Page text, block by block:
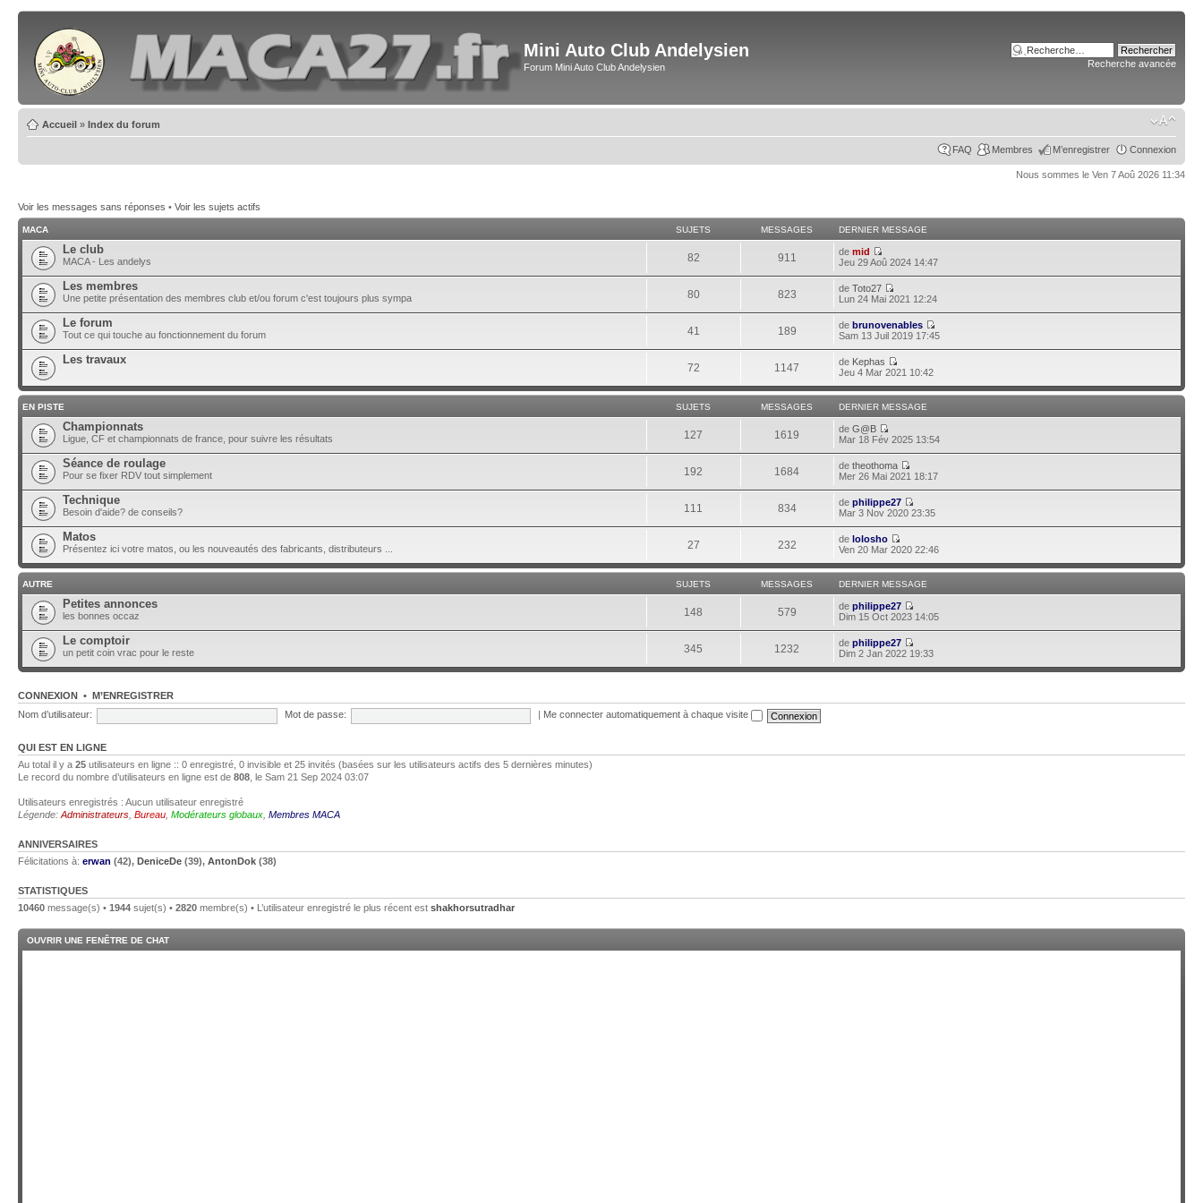
Mini Auto Club Andelysien
Forum Mini Auto Club Andelysien Recherche avancée
Accueil » Index du forum
FAQ Membres M’enregistrer Connexion
Nous sommes le Ven 7 Aoû 2026 11:34
Voir les messages sans réponses • Voir les sujets actifs
MACA SUJETS MESSAGES DERNIER MESSAGE
Le club
MACA - Les andelys 82 911 demid
Jeu 29 Aoû 2024 14:47
Les membres
Une petite présentation des membres club et/ou forum c'est toujours plus sympa 80 823 deToto27
Lun 24 Mai 2021 12:24
Le forum
Tout ce qui touche au fonctionnement du forum 41 189 debrunovenables
Sam 13 Juil 2019 17:45
Les travaux
72 1147 de Kephas
Jeu 4 Mar 2021 10:42
EN PISTE SUJETS MESSAGES DERNIER MESSAGE
Championnats
Ligue, CF et championnats de france, pour suivre les résultats 127 1619 deG@B
Mar 18 Fév 2025 13:54
Séance de roulage
Pour se fixer RDV tout simplement 192 1684 detheothoma
Mer 26 Mai 2021 18:17
Technique
Besoin d'aide? de conseils? 111 834 dephilippe27
Mar 3 Nov 2020 23:35
Matos
Présentez ici votre matos, ou les nouveautés des fabricants, distributeurs ... 27 232 delolosho
Ven 20 Mar 2020 22:46
AUTRE SUJETS MESSAGES DERNIER MESSAGE
Petites annonces
les bonnes occaz 148 579 dephilippe27
Dim 15 Oct 2023 14:05
Le comptoir
un petit coin vrac pour le reste 345 1232 dephilippe27
Dim 2 Jan 2022 19:33
CONNEXION • M’ENREGISTRER
Nom d’utilisateur:
Mot de passe: Me connecter automatiquement à chaque visite
QUI EST EN LIGNE
Au total il y a 25 utilisateurs en ligne :: 0 enregistré, 0 invisible et 25 invités (basées sur les utilisateurs actifs des 5 dernières minutes)
Le record du nombre d’utilisateurs en ligne est de 808 , le Sam 21 Sep 2024 03:07
Utilisateurs enregistrés : Aucun utilisateur enregistré
Légende: Administrateurs Bureau Modérateurs globaux Membres MACA
ANNIVERSAIRES
Félicitations à: erwan (42), DeniceDe (39), AntonDok (38)
STATISTIQUES
10460 message(s) • 1944 sujet(s) • 2820 membre(s) • L’utilisateur enregistré le plus récent est shakhorsutradhar
OUVRIR UNE FENÊTRE DE CHAT